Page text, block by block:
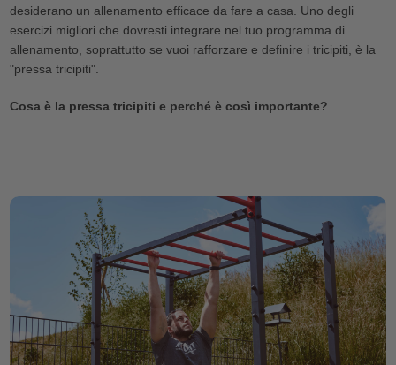
desiderano un allenamento efficace da fare a casa. Uno degli
esercizi migliori che dovresti integrare nel tuo programma di
allenamento, soprattutto se vuoi rafforzare e definire i tricipiti, è la
"pressa tricipiti".
Cosa è la pressa tricipiti e perché è così importante?